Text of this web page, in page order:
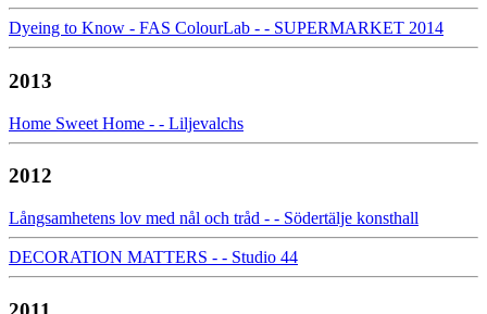
Dyeing to Know - FAS ColourLab - - SUPERMARKET 2014
2013
Home Sweet Home - - Liljevalchs
2012
Långsamhetens lov med nål och tråd - - Södertälje konsthall
DECORATION MATTERS - - Studio 44